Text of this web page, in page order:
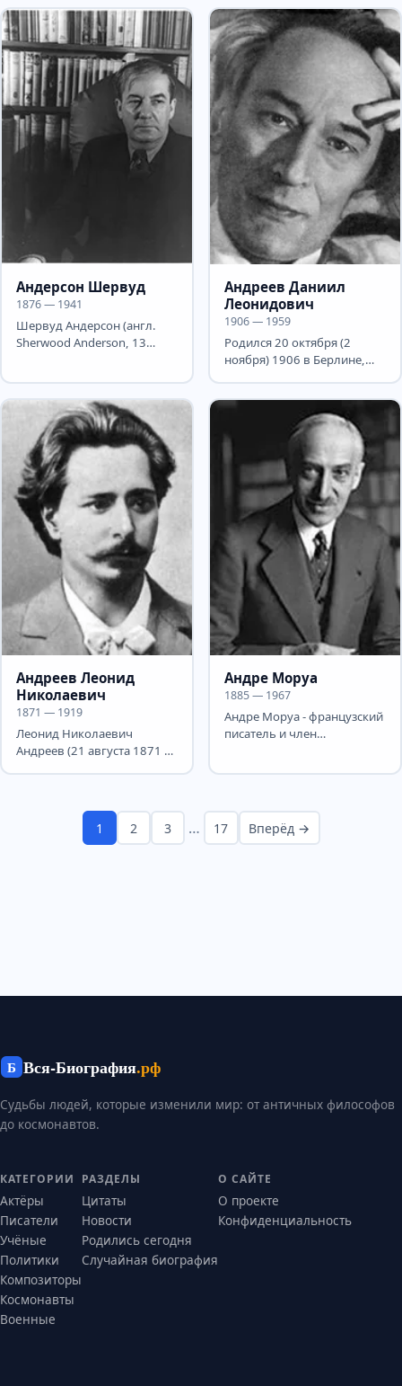
(1984)....
которых...
Андерсон Шервуд
1876 — 1941
Шервуд Андерсон (англ.
Sherwood Anderson, 13
Андреев Даниил
Леонидович
1906 — 1959
Родился 20 октября (2
ноября) 1906 в Берлине,
Андреев Леонид
Николаевич
1871 — 1919
Леонид Николаевич
Андреев (21 августа 1871 —
Андре Моруа
1885 — 1967
Андре Моруа - французский
писатель и член
1 2 3 … 17 Вперёд →
Б Вся-Биография.рф
Судьбы людей, которые изменили мир: от античных философов
до космонавтов.
КАТЕГОРИИ
Актёры
Писатели
Учёные
Политики
Композиторы
Космонавты
Военные
РАЗДЕЛЫ
Цитаты
Новости
Родились сегодня
Случайная биография
О САЙТЕ
О проекте
Конфиденциальность